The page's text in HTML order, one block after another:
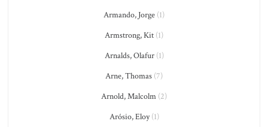
Armando, Jorge (1)
Armstrong, Kit (1)
Arnalds, Olafur(1)
Arne, Thomas (7)
Arnold, Malcolm (2)
Arósio, Eloy(1)